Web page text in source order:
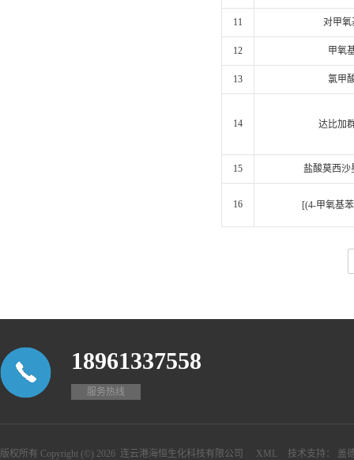
11 对甲氧
12 甲氧
13 氯甲
14 达比加
15 盐酸莫西沙
16 [(4-甲氧基
18961337558
服务热线
版权所有 Copyright (©) 2026 连云港海恒生化科技有限公司 XML 技术支持： 盖